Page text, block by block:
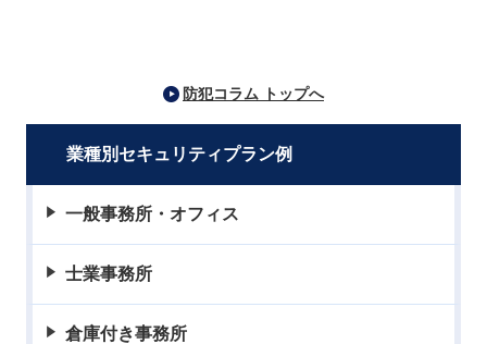
防犯コラム トップへ
業種別セキュリティプラン例
一般事務所・オフィス
士業事務所
倉庫付き事務所